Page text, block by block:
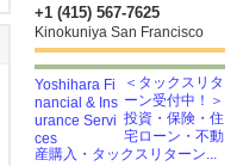
+1 (415) 567-7625
Kinokuniya San Francisco
＜タックスリタ
ーン受付中！＞
投資・保険・住
宅ローン・不動
産購入・タックスリターン...